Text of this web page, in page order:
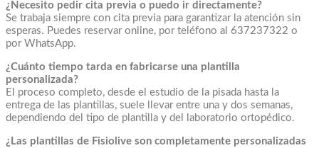
¿Necesito pedir cita previa o puedo ir directamente?
Se trabaja siempre con cita previa para garantizar la atención sin
esperas. Puedes reservar online, por teléfono al 637237322 o
por WhatsApp.
¿Cuánto tiempo tarda en fabricarse una plantilla
personalizada?
El proceso completo, desde el estudio de la pisada hasta la
entrega de las plantillas, suele llevar entre una y dos semanas,
dependiendo del tipo de plantilla y del laboratorio ortopédico.
¿Las plantillas de Fisiolive son completamente personalizadas